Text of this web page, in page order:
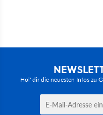
Hol' dir die neuesten Infos zu